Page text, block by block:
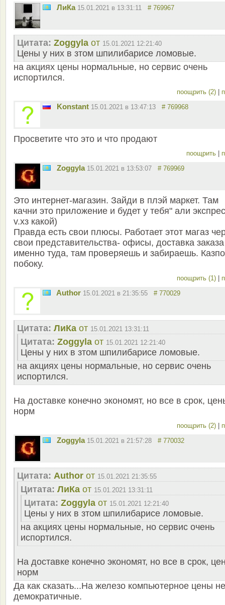
ЛиКа 15.01.2021 в 13:31:11 # 769967
Цитата: Zoggyla от 15.01.2021 12:21:40
Цены у них в зтом шпилибарисе ломовые.
на акциях цены нормальные, но сервис очень
испортился.
поощрить (2)
Konstant 15.01.2021 в 13:47:13 # 769968
Просветите что это и что продают
поощрить
Zoggyla 15.01.2021 в 13:53:07 # 769969
Это интернет-магазин. Зайди в плэй маркет. Там
качни это приложение и будет у тебя" али
v.хз какой)
Правда есть свои плюсы. Работает этот магаз
свои представительства- офисы, доставка заказа
именно туда, там проверяешь и забираешь.
побоку.
поощрить (1)
Author 15.01.2021 в 21:35:55 # 770029
Цитата: ЛиКа от 15.01.2021 13:31:11
Цитата: Zoggyla от 15.01.2021 12:21:40
Цены у них в зтом шпилибарисе ломовые.
на акциях цены нормальные, но сервис очень
испортился.
На доставке конечно экономят, но все в срок,
норм
поощрить (2)
Zoggyla 15.01.2021 в 21:57:28 # 770032
Цитата: Author от 15.01.2021 21:35:55
Цитата: ЛиКа от 15.01.2021 13:31:11
Цитата: Zoggyla от 15.01.2021 12:21:40
Цены у них в зтом шпилибарисе ломовые.
на акциях цены нормальные, но сервис очень
испортился.
На доставке конечно экономят, но все в срок,
норм
Да как сказать...На железо компьютерное цены не
демократичные.